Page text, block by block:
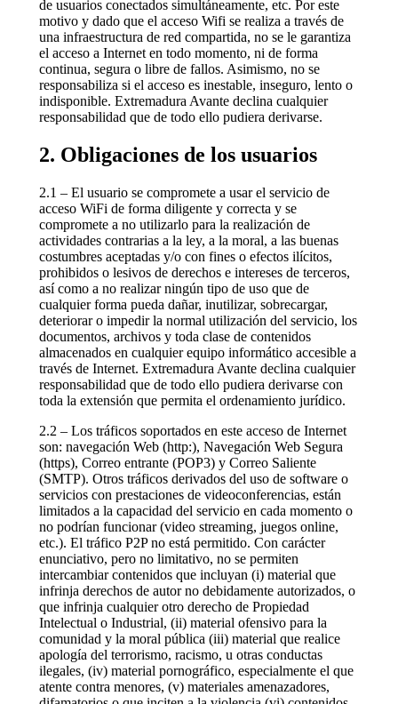
de usuarios conectados simultáneamente, etc. Por este
motivo y dado que el acceso Wifi se realiza a través de
una infraestructura de red compartida, no se le garantiza
el acceso a Internet en todo momento, ni de forma
continua, segura o libre de fallos. Asimismo, no se
responsabiliza si el acceso es inestable, inseguro, lento o
indisponible. Extremadura Avante declina cualquier
responsabilidad que de todo ello pudiera derivarse.
2. Obligaciones de los usuarios
2.1 – El usuario se compromete a usar el servicio de
acceso WiFi de forma diligente y correcta y se
compromete a no utilizarlo para la realización de
actividades contrarias a la ley, a la moral, a las buenas
costumbres aceptadas y/o con fines o efectos ilícitos,
prohibidos o lesivos de derechos e intereses de terceros,
así como a no realizar ningún tipo de uso que de
cualquier forma pueda dañar, inutilizar, sobrecargar,
deteriorar o impedir la normal utilización del servicio, los
documentos, archivos y toda clase de contenidos
almacenados en cualquier equipo informático accesible a
través de Internet. Extremadura Avante declina cualquier
responsabilidad que de todo ello pudiera derivarse con
toda la extensión que permita el ordenamiento jurídico.
2.2 – Los tráficos soportados en este acceso de Internet
son: navegación Web (http:), Navegación Web Segura
(https), Correo entrante (POP3) y Correo Saliente
(SMTP). Otros tráficos derivados del uso de software o
servicios con prestaciones de videoconferencias, están
limitados a la capacidad del servicio en cada momento o
no podrían funcionar (video streaming, juegos online,
etc.). El tráfico P2P no está permitido. Con carácter
enunciativo, pero no limitativo, no se permiten
intercambiar contenidos que incluyan (i) material que
infrinja derechos de autor no debidamente autorizados, o
que infrinja cualquier otro derecho de Propiedad
Intelectual o Industrial, (ii) material ofensivo para la
comunidad y la moral pública (iii) material que realice
apología del terrorismo, racismo, u otras conductas
ilegales, (iv) material pornográfico, especialmente el que
atente contra menores, (v) materiales amenazadores,